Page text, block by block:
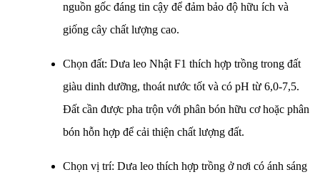
nguồn gốc đáng tin cậy để đảm bảo độ hữu ích và
giống cây chất lượng cao.
Chọn đất: Dưa leo Nhật F1 thích hợp trồng trong đất
giàu dinh dưỡng, thoát nước tốt và có pH từ 6,0-7,5.
Đất cần được pha trộn với phân bón hữu cơ hoặc phân
bón hỗn hợp để cải thiện chất lượng đất.
Chọn vị trí: Dưa leo thích hợp trồng ở nơi có ánh sáng